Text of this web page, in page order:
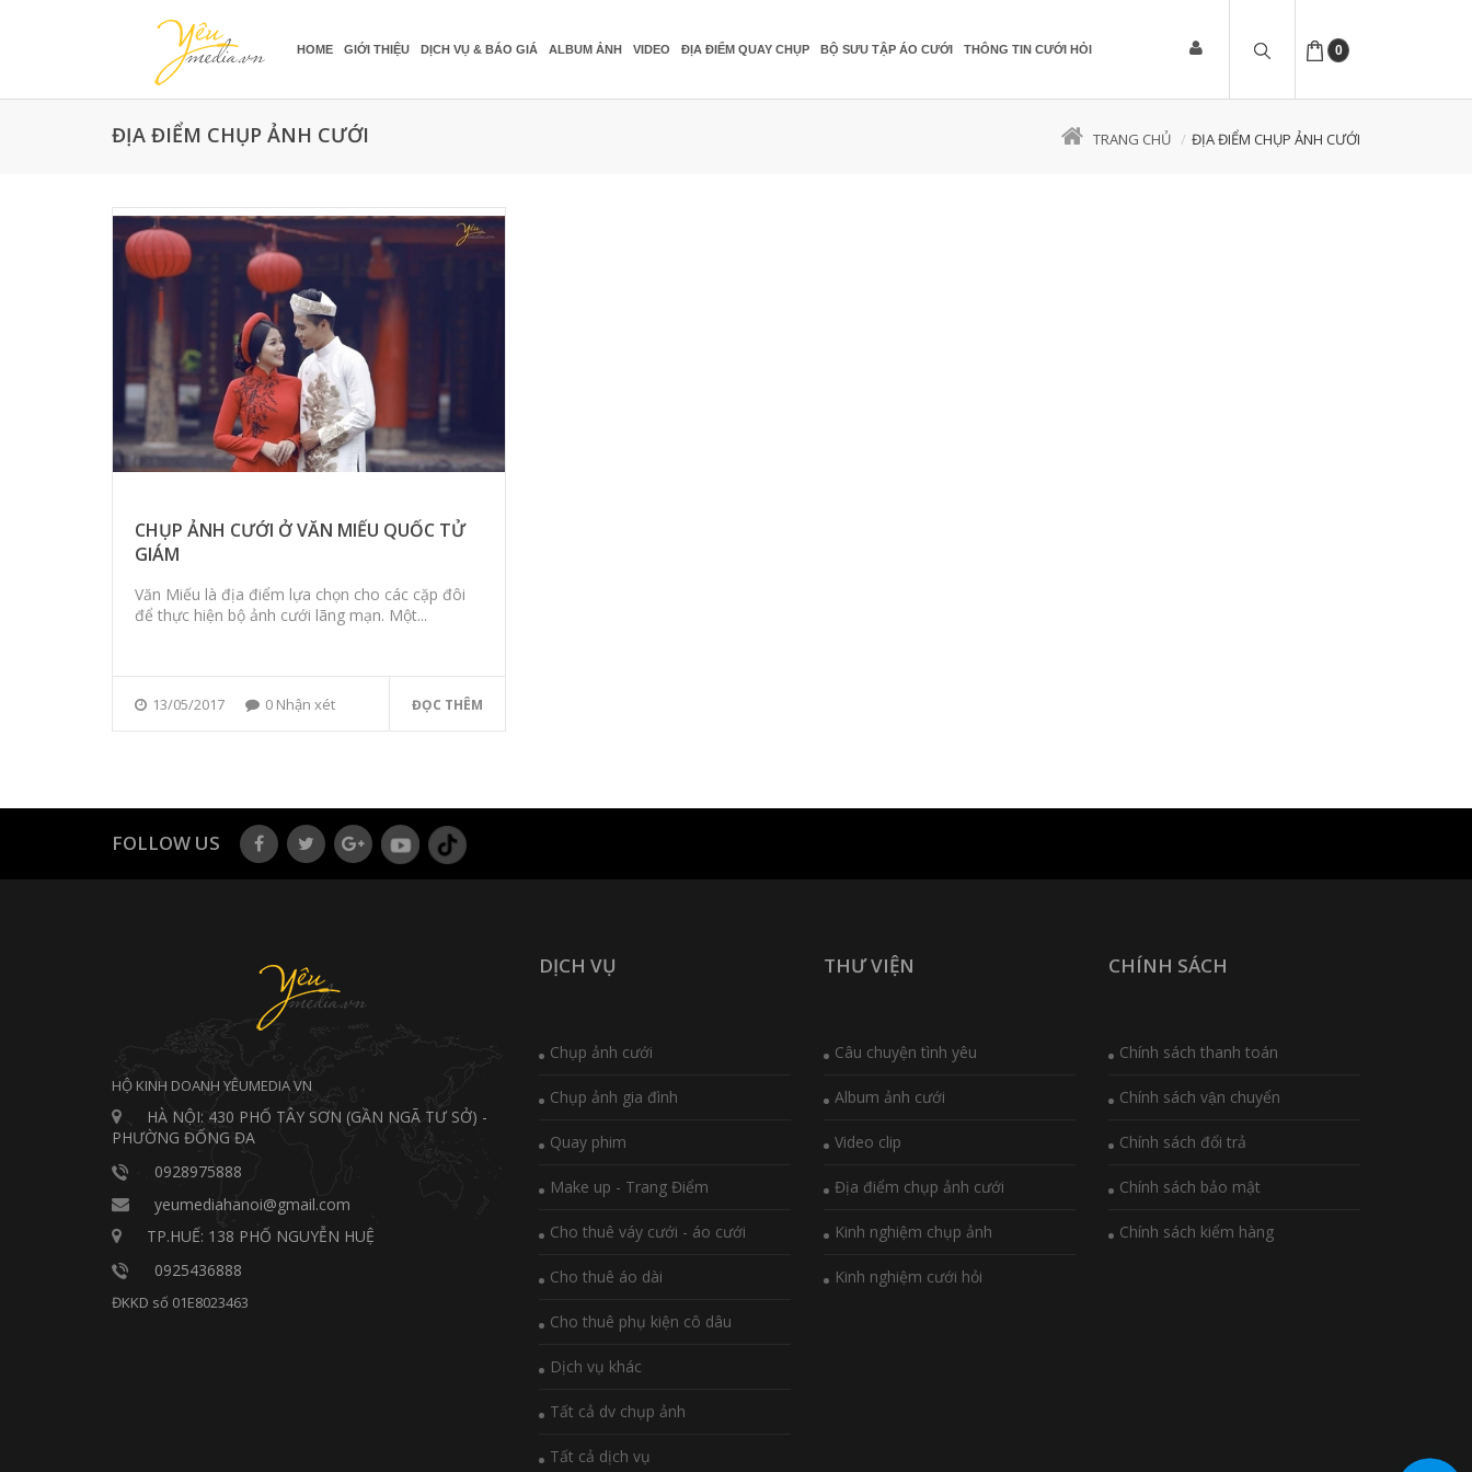
0
HOME GIỚI THIỆU DỊCH VỤ & BÁO GIÁ ALBUM ẢNH VIDEO ĐỊA ĐIỂM QUAY CHỤP BỘ SƯU TẬP ÁO CƯỚI THÔNG TIN CƯỚI HỎI
ĐỊA ĐIỂM CHỤP ẢNH CƯỚI TRANG CHỦ ĐỊA ĐIỂM CHỤP ẢNH CƯỚI
CHỤP ẢNH CƯỚI Ở VĂN MIẾU QUỐC TỬ
GIÁM
Văn Miếu là địa điểm lựa chọn cho các cặp đôi
để thực hiện bộ ảnh cưới lãng mạn. Một...
13/05/2017 0 Nhận xét ĐỌC THÊM
FOLLOW US
HỘ KINH DOANH YÊUMEDIA VN
HÀ NỘI: 430 PHỐ TÂY SƠN (GẦN NGÃ TƯ SỞ) -
PHƯỜNG ĐỐNG ĐA
0928975888
yeumediahanoi@gmail.com
TP.HUẾ: 138 PHỐ NGUYỄN HUỆ
0925436888
ĐKKD số 01E8023463
DỊCH VỤ
Chụp ảnh cưới
Chụp ảnh gia đình
Quay phim
Make up - Trang Điểm
Cho thuê váy cưới - áo cưới
Cho thuê áo dài
Cho thuê phụ kiện cô dâu
Dịch vụ khác
Tất cả dv chụp ảnh
Tất cả dịch vụ
THƯ VIỆN
Câu chuyện tình yêu
Album ảnh cưới
Video clip
Địa điểm chụp ảnh cưới
Kinh nghiệm chụp ảnh
Kinh nghiệm cưới hỏi
CHÍNH SÁCH
Chính sách thanh toán
Chính sách vận chuyển
Chính sách đổi trả
Chính sách bảo mật
Chính sách kiểm hàng